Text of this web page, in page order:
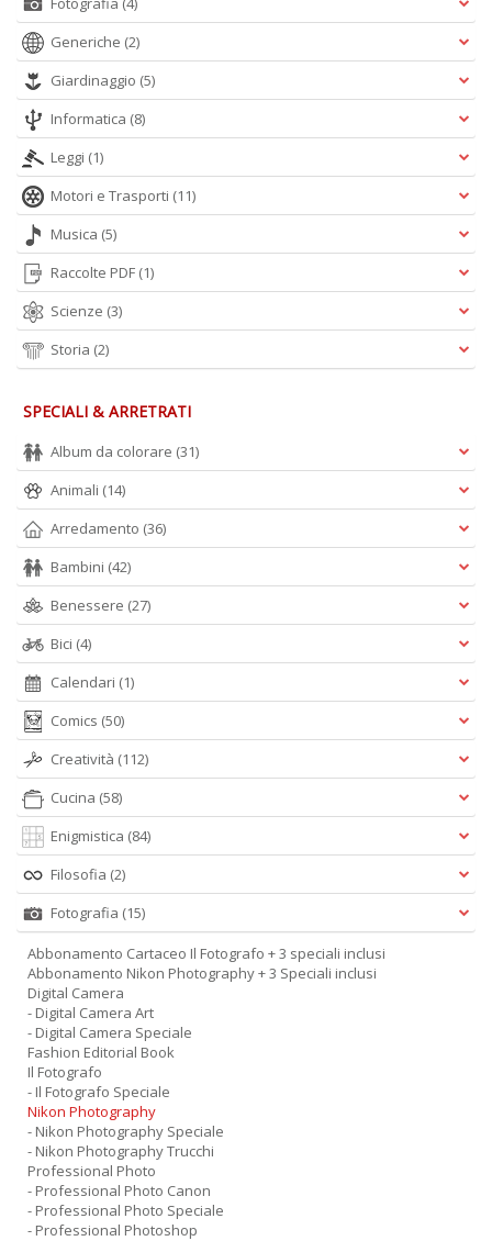
Generiche (2)
Giardinaggio (5)
Informatica (8)
Leggi (1)
Motori e Trasporti (11)
Musica (5)
Raccolte PDF (1)
Scienze (3)
Storia (2)
SPECIALI & ARRETRATI
Album da colorare (31)
Animali (14)
Arredamento (36)
Bambini (42)
Benessere (27)
Bici (4)
Calendari (1)
Comics (50)
Creatività (112)
Cucina (58)
Enigmistica (84)
Filosofia (2)
Fotografia (15)
Abbonamento Cartaceo Il Fotografo + 3 speciali inclusi
Abbonamento Nikon Photography + 3 Speciali inclusi
Digital Camera
- Digital Camera Art
- Digital Camera Speciale
Fashion Editorial Book
Il Fotografo
- Il Fotografo Speciale
Nikon Photography
- Nikon Photography Speciale
- Nikon Photography Trucchi
Professional Photo
- Professional Photo Canon
- Professional Photo Speciale
- Professional Photoshop